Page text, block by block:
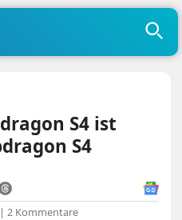
S4 ist
S4
|2 Kommentare